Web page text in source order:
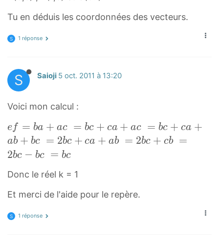
c
e
+
\
v
c
{
a
f
}
=
.
Tu en déduis les coordonnées des vecteurs.
S 1 réponse
S Saioji 5 oct. 2011 à 13:20
Voici mon calcul :
e
f⃗
=
a⃗
+
c⃗
ef = ba + ac = bc + ca + ac = bc + ca +
ab + bc = 2bc + ca + ab = 2bc + cb
=
2bc − bc = bc
Donc le réel k = 1
Et merci de l'aide pour le repère.
S 1 réponse